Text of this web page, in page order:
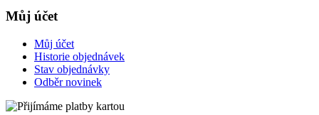
Můj účet
Můj účet
Historie objednávek
Stav objednávky
Odběr novinek